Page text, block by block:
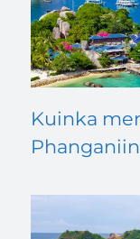
Kuinka
Phanganiin